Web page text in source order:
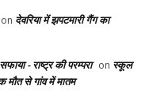
on देवरिया में झपटमारी गैंग का
- राष्ट्र की परम्परा on स्कूल
मौत से गांव में मातम